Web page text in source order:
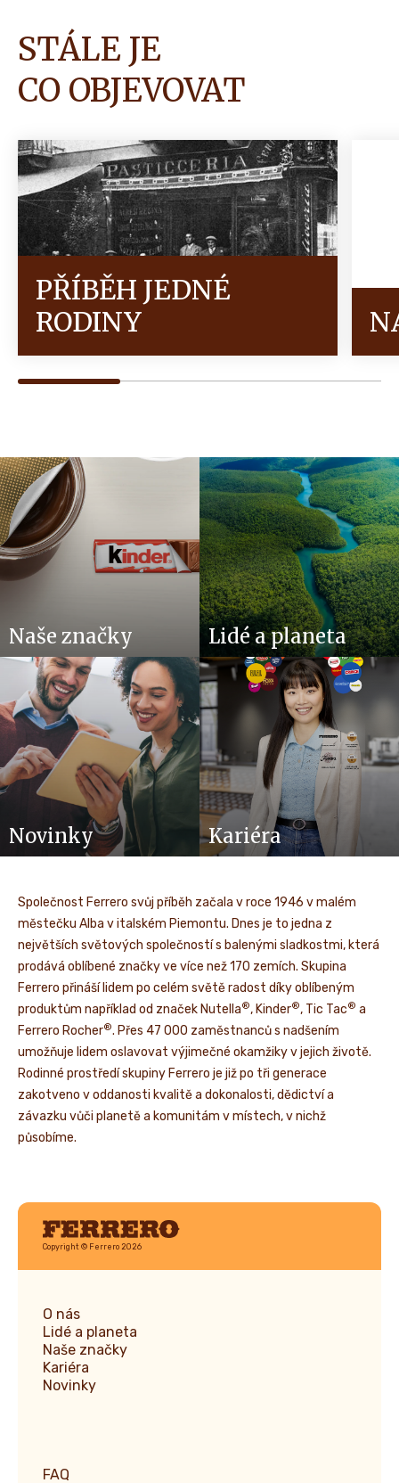
STÁLE JE
CO OBJEVOVAT
PŘÍBĚH JEDNÉ
RODINY
Naše značky Lidé a planeta
Novinky Kariéra
Společnost Ferrero svůj příběh začala v roce 1946 v malém
městečku Alba v italském Piemontu. Dnes je to jedna z
největších světových společností s balenými sladkostmi, která
prodává oblíbené značky ve více než 170 zemích. Skupina
Ferrero přináší lidem po celém světě radost díky oblíbeným
produktům například od značek Nutella®, Kinder®, Tic Tac® a
Ferrero Rocher®. Přes 47 000 zaměstnanců s nadšením
umožňuje lidem oslavovat výjimečné okamžiky v jejich životě.
Rodinné prostředí skupiny Ferrero je již po tři generace
zakotveno v oddanosti kvalitě a dokonalosti, dědictví a
závazku vůči planetě a komunitám v místech, v nichž
působíme.
Ferrero
Copyright © Ferrero 2026
O nás
Lidé a planeta
Naše značky
Kariéra
Novinky
FAQ